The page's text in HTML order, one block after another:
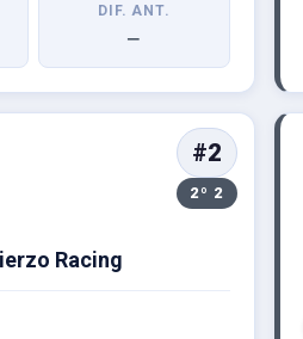
DIF. ANT.
—
#2
2º 2
Racing